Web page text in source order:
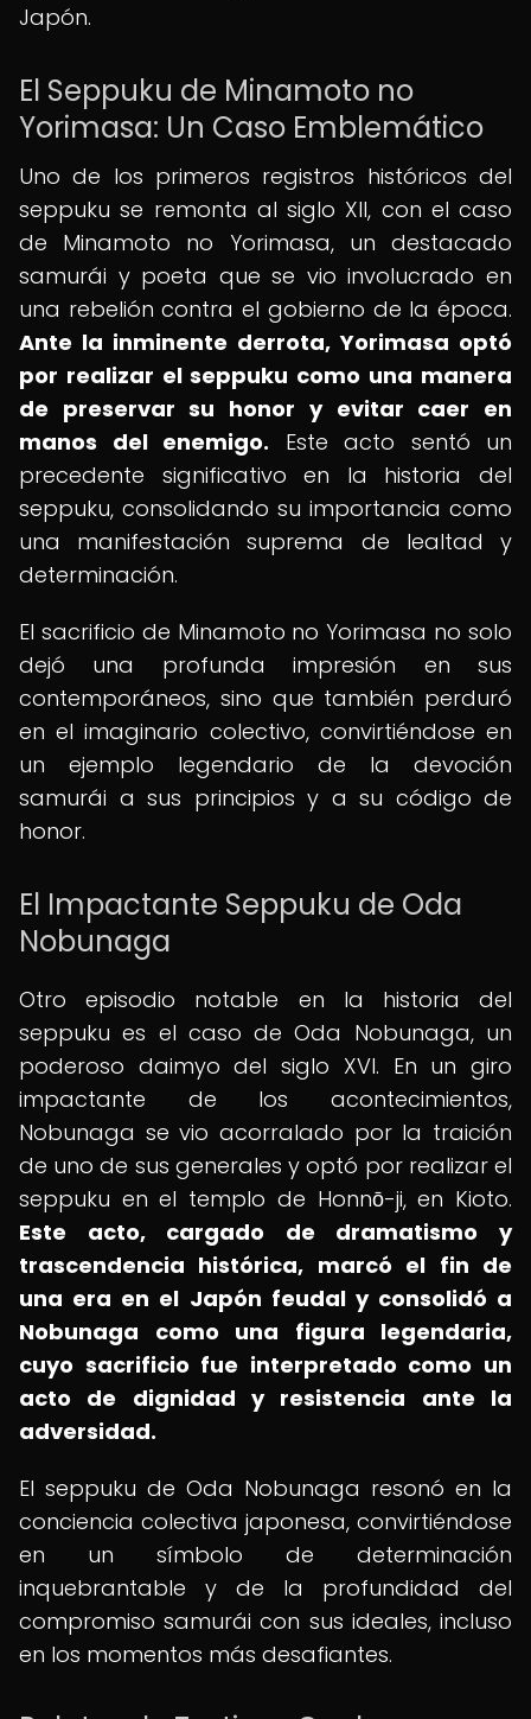
Japón.
El Seppuku de Minamoto no
Yorimasa: Un Caso Emblemático
Uno de los primeros registros históricos del
seppuku se remonta al siglo XII, con el caso
de Minamoto no Yorimasa, un destacado
samurái y poeta que se vio involucrado en
una rebelión contra el gobierno de la época.
Ante la inminente derrota, Yorimasa optó
por realizar el seppuku como una manera
de preservar su honor y evitar caer en
manos del enemigo. Este acto sentó un
precedente significativo en la historia del
seppuku, consolidando su importancia como
una manifestación suprema de lealtad y
determinación.
El sacrificio de Minamoto no Yorimasa no solo
dejó una profunda impresión en sus
contemporáneos, sino que también perduró
en el imaginario colectivo, convirtiéndose en
un ejemplo legendario de la devoción
samurái a sus principios y a su código de
honor.
El Impactante Seppuku de Oda
Nobunaga
Otro episodio notable en la historia del
seppuku es el caso de Oda Nobunaga, un
poderoso daimyo del siglo XVI. En un giro
impactante de los acontecimientos,
Nobunaga se vio acorralado por la traición
de uno de sus generales y optó por realizar el
seppuku en el templo de Honnō-ji, en Kioto.
Este acto, cargado de dramatismo y
trascendencia histórica, marcó el fin de
una era en el Japón feudal y consolidó a
Nobunaga como una figura legendaria,
cuyo sacrificio fue interpretado como un
acto de dignidad y resistencia ante la
adversidad.
El seppuku de Oda Nobunaga resonó en la
conciencia colectiva japonesa, convirtiéndose
en un símbolo de determinación
inquebrantable y de la profundidad del
compromiso samurái con sus ideales, incluso
en los momentos más desafiantes.